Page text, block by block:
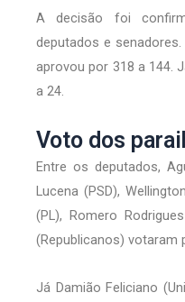
A decisão foi
deputados e
aprovou por 318 a 144.
a 24.
Voto dos
Entre os deputados,
Lucena (PSD),
(PL), Romero
(Republicanos) votaram
Já Damião Feliciano